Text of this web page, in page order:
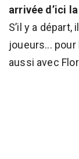
arrivée d’ici
S’il y a
joueurs...
aussi avec